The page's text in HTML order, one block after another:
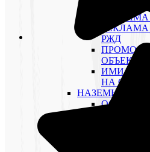
РЖД
ПРОМО-
НА
НАЗЕМНЫЙ